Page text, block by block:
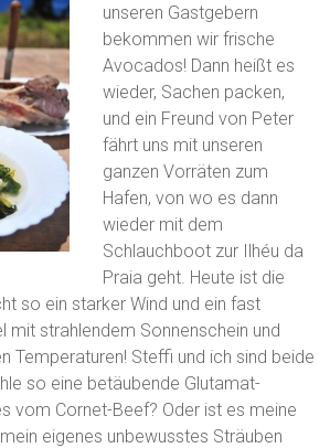
unseren Gastgebern
bekommen wir frische
Avocados! Dann heißt es
wieder, Sachen packen,
und ein Freund von Peter
fährt uns mit unseren
ganzen Vorräten zum
Hafen, von wo es dann
wieder mit dem
Schlauchboot zur Ilhéu da
Praia geht. Heute ist die
so ein starker Wind und ein fast
mit strahlendem Sonnenschein und
Temperaturen! Steffi und ich sind beide
so eine betäubende Glutamat-
vom Cornet-Beef? Oder ist es meine
eigenes unbewusstes Sträuben